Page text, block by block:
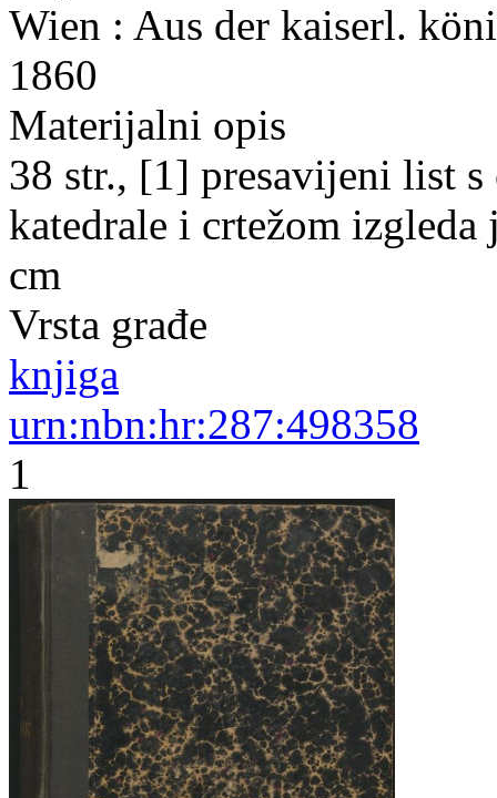
Wien : Aus der kaiserl.
1860
Materijalni opis
38 str., [1] presavijeni list s
katedrale i crtežom izgleda
cm
Vrsta građe
knjiga
urn:nbn:hr:287:498358
1